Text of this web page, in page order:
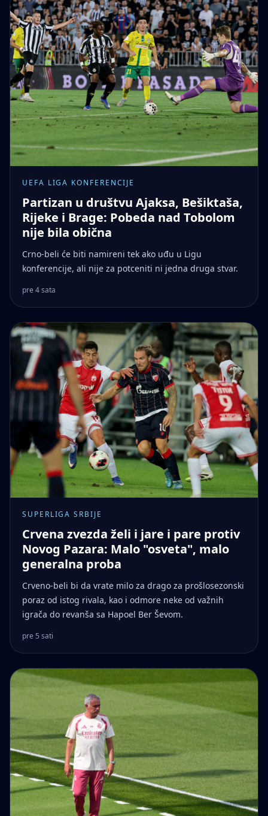
UEFA LIGA KONFERENCIJE
Partizan u društvu Ajaksa, Bešiktaša,
Rijeke i Brage: Pobeda nad Tobolom
nije bila obična
Crno-beli će biti namireni tek ako uđu u Ligu
konferencije, ali nije za potceniti ni jedna druga stvar.
pre 4 sata
SUPERLIGA SRBIJE
Crvena zvezda želi i jare i pare protiv
Novog Pazara: Malo "osveta", malo
generalna proba
Crveno-beli bi da vrate milo za drago za prošlosezonski
poraz od istog rivala, kao i odmore neke od važnih
igrača do revanša sa Hapoel Ber Ševom.
pre 5 sati